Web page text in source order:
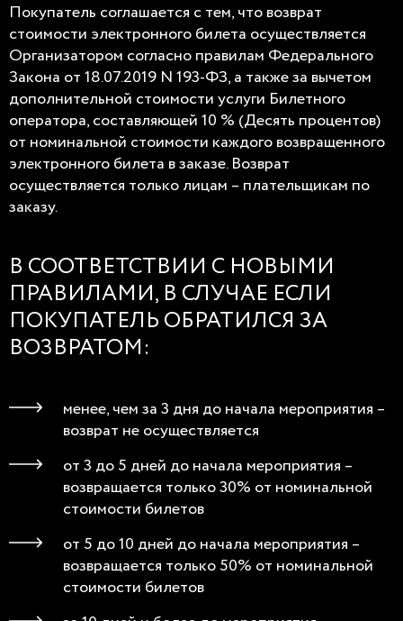
Покупатель соглашается с тем, что возврат
стоимости электронного билета осуществляется
Организатором согласно правилам Федерального
Закона от 18.07.2019 N 193-ФЗ, а также за вычетом
дополнительной стоимости услуги Билетного
оператора, составляющей 10 % (Десять процентов)
от номинальной стоимости каждого возвращенного
электронного билета в заказе. Возврат
осуществляется только лицам – плательщикам по
заказу.
В СООТВЕТСТВИИ С НОВЫМИ
ПРАВИЛАМИ, В СЛУЧАЕ ЕСЛИ
ПОКУПАТЕЛЬ ОБРАТИЛСЯ ЗА
ВОЗВРАТОМ:
менее, чем за 3 дня до начала мероприятия –
возврат не осуществляется
от 3 до 5 дней до начала мероприятия –
возвращается только 30% от номинальной
стоимости билетов
от 5 до 10 дней до начала мероприятия –
возвращается только 50% от номинальной
стоимости билетов